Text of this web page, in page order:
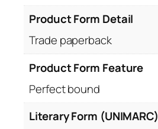
Product Form Detail
Trade paperback
Product Form Feature
Perfect bound
Literary Form (UNIMARC)